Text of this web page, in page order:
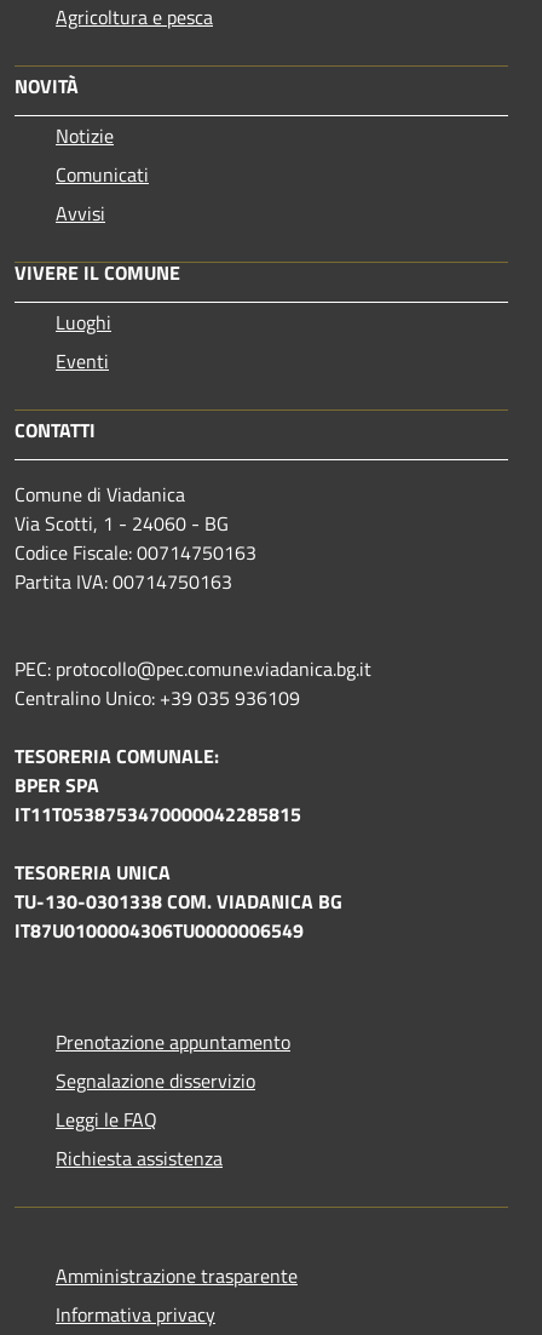
Agricoltura e pesca
NOVITÀ
Notizie
Comunicati
Avvisi
VIVERE IL COMUNE
Luoghi
Eventi
CONTATTI
Comune di Viadanica
Via Scotti, 1 - 24060 - BG
Codice Fiscale: 00714750163
Partita IVA: 00714750163
PEC: protocollo@pec.comune.viadanica.bg.it
Centralino Unico: +39 035 936109
TESORERIA COMUNALE:
BPER SPA
IT11T0538753470000042285815
TESORERIA UNICA
TU-130-0301338 COM. VIADANICA BG
IT87U0100004306TU0000006549
Prenotazione appuntamento
Segnalazione disservizio
Leggi le FAQ
Richiesta assistenza
Amministrazione trasparente
Informativa privacy